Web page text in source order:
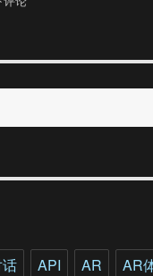
API AR
AR